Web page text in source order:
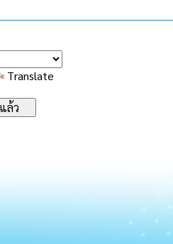
Translate